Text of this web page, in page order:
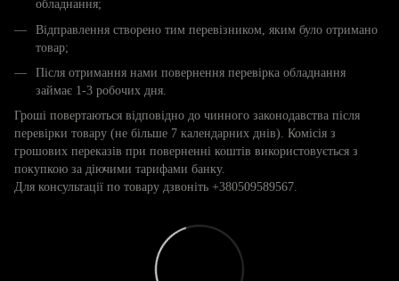
обладнання;
Відправлення створено тим перевізником, яким було отримано
товар;
Після отримання нами повернення перевірка обладнання
займає 1-3 робочих дня.
Гроші повертаються відповідно до чинного законодавства після
перевірки товару (не більше 7 календарних днів). Комісія з
грошових переказів при поверненні коштів використовується з
покупкою за діючими тарифами банку.
Для консультації по товару дзвоніть +380509589567.